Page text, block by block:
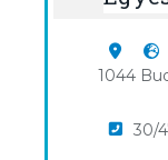
1044
30/